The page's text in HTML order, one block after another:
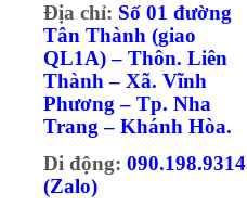
Địa chỉ: Số 01 đường
Tân Thành (giao
QL1A) – Thôn. Liên
Thành – Xã. Vĩnh
Phương – Tp. Nha
Trang – Khánh Hòa.
Di động: 090.198.9314
(Zalo)